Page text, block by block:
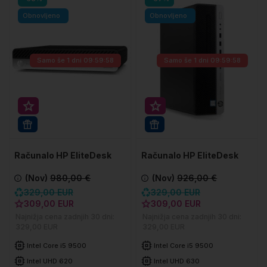
Obnovljeno
Samo še 1 dni 09:59:57
Računalo HP EliteDesk
(Nov) 980,00 €
329,00 EUR
309,00 EUR
Intel Core i5 9500
Intel UHD 620
Obnovljeno
Super prihranek 20€
Samo še 1 dni 09:59:57
Računalo HP EliteDesk
(Nov)926,00 €
329,00 EUR
309,00 EUR
Intel Core i5 9500
Intel UHD 630